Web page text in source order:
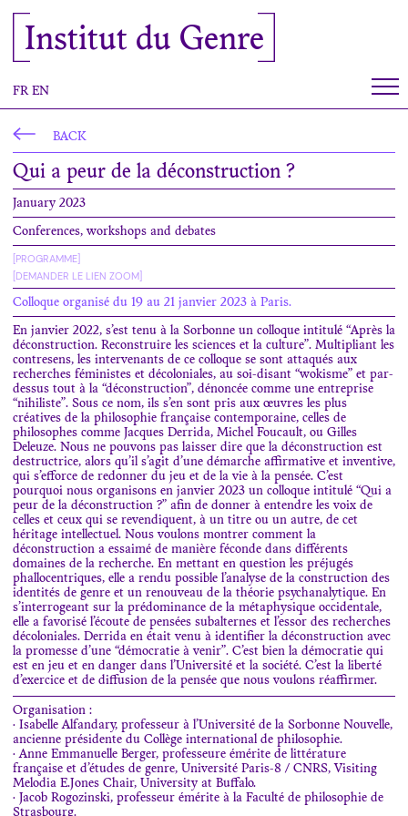
Institut du Genre
FR EN
BACK
Qui a peur de la déconstruction ?
January 2023
Conferences, workshops and debates
[PROGRAMME]
[DEMANDER LE LIEN ZOOM]
Colloque organisé du 19 au 21 janvier 2023 à Paris.
En janvier 2022, s’est tenu à la Sorbonne un colloque intitulé “Après la
déconstruction. Reconstruire les sciences et la culture”. Multipliant les
contresens, les intervenants de ce colloque se sont attaqués aux
recherches féministes et décoloniales, au soi-disant “wokisme” et par-
dessus tout à la “déconstruction”, dénoncée comme une entreprise
“nihiliste”. Sous ce nom, ils s’en sont pris aux œuvres les plus
créatives de la philosophie française contemporaine, celles de
philosophes comme Jacques Derrida, Michel Foucault, ou Gilles
Deleuze. Nous ne pouvons pas laisser dire que la déconstruction est
destructrice, alors qu’il s’agit d’une démarche affirmative et inventive,
qui s’efforce de redonner du jeu et de la vie à la pensée. C’est
pourquoi nous organisons en janvier 2023 un colloque intitulé “Qui a
peur de la déconstruction ?” afin de donner à entendre les voix de
celles et ceux qui se revendiquent, à un titre ou un autre, de cet
héritage intellectuel. Nous voulons montrer comment la
déconstruction a essaimé de manière féconde dans différents
domaines de la recherche. En mettant en question les préjugés
phallocentriques, elle a rendu possible l’analyse de la construction des
identités de genre et un renouveau de la théorie psychanalytique. En
s’interrogeant sur la prédominance de la métaphysique occidentale,
elle a favorisé l’écoute de pensées subalternes et l’essor des recherches
décoloniales. Derrida en était venu à identifier la déconstruction avec
la promesse d’une “démocratie à venir”. C’est bien la démocratie qui
est en jeu et en danger dans l’Université et la société. C’est la liberté
d’exercice et de diffusion de la pensée que nous voulons réaffirmer.
Organisation :
· Isabelle Alfandary, professeur à l’Université de la Sorbonne Nouvelle,
ancienne présidente du Collège international de philosophie.
·Anne Emmanuelle Berger, professeure émérite de littérature
française et d’études de genre, Université Paris-8 / CNRS, Visiting
Melodia E.Jones Chair, University at Buffalo.
· Jacob Rogozinski, professeur émérite à la Faculté de philosophie de
Strasbourg.